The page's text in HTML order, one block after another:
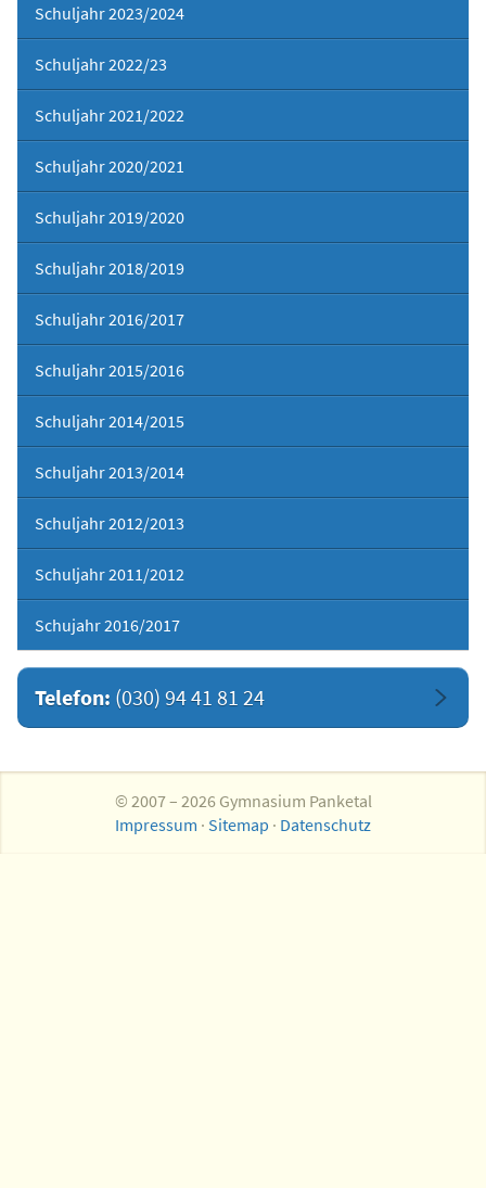
Schuljahr 2023/2024
Schuljahr 2022/23
Schuljahr 2021/2022
Schuljahr 2020/2021
Schuljahr 2019/2020
Schuljahr 2018/2019
Schuljahr 2016/2017
Schuljahr 2015/2016
Schuljahr 2014/2015
Schuljahr 2013/2014
Schuljahr 2012/2013
Schuljahr 2011/2012
Schujahr 2016/2017
Telefon: (030) 94 41 81 24
© 2007 – 2026 Gymnasium Panketal
Impressum · Sitemap · Datenschutz